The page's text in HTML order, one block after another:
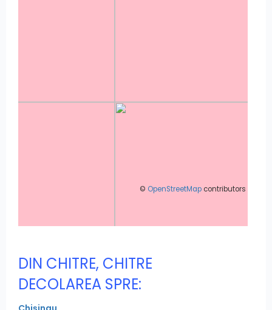
© OpenStreetMap contributors
DIN CHITRE, CHITRE
DECOLAREA SPRE: